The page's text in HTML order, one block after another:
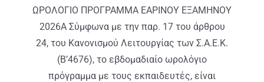
ΩΡΟΛΟΓΙΟ ΠΡΟΓΡΑΜΜΑ ΕΑΡΙΝΟΥ ΕΞΑΜΗΝΟΥ
2026Α Σύμφωνα με την παρ. 17 του άρθρου
24, του Κανονισμού Λειτουργίας των Σ.Α.Ε.Κ.
(Β’4676), το εβδομαδιαίο ωρολόγιο
πρόγραμμα με τους εκπαιδευτές, είναι